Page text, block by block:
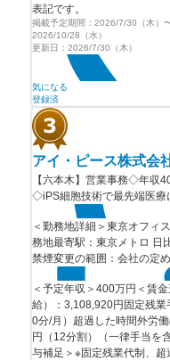
表記です。
掲載予定期間： 2026/7/30（木）
2026/10/28（水）
更新日： 2026/7/30（木）
気になる
登録済
アイ・ピース株式会
【六本木】営業事務◇年収
◇iPS細胞技術で最先端医療
＜勤務地詳細＞東京オフィ
務地最寄駅：東京メトロ 日
禁煙変更の範囲：会社の定
＜予定年収＞400万円＜賃
給）：3,108,920円固定残
0分/月）超過した時間外労
円（12分割）（一律手当を
与補足＞※固定残業代制、